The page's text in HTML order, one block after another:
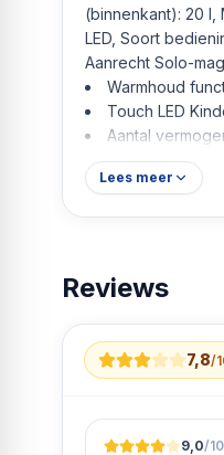
(binnenkant): 20
LED, Soort
Aanrecht Solo-
Warmhoud
Touch LED
Aantal
Lees meer
Reviews
7,8/
9,0/10